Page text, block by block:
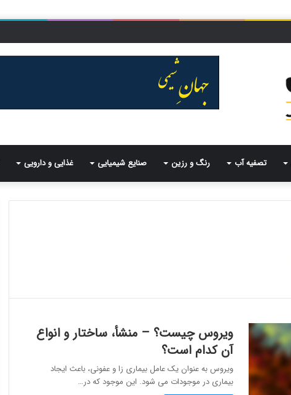
تصفیه آب رنگ و رزین صنایع شیمیایی غذایی و دارویی
ویروس چیست؟ – منشأ، ساختار و انواع
آن کدام است؟
ویروس به عنوان یک عامل بیماری زا و عفونی، باعث ایجاد
بیماری در موجودات می شود. این موجود که در…